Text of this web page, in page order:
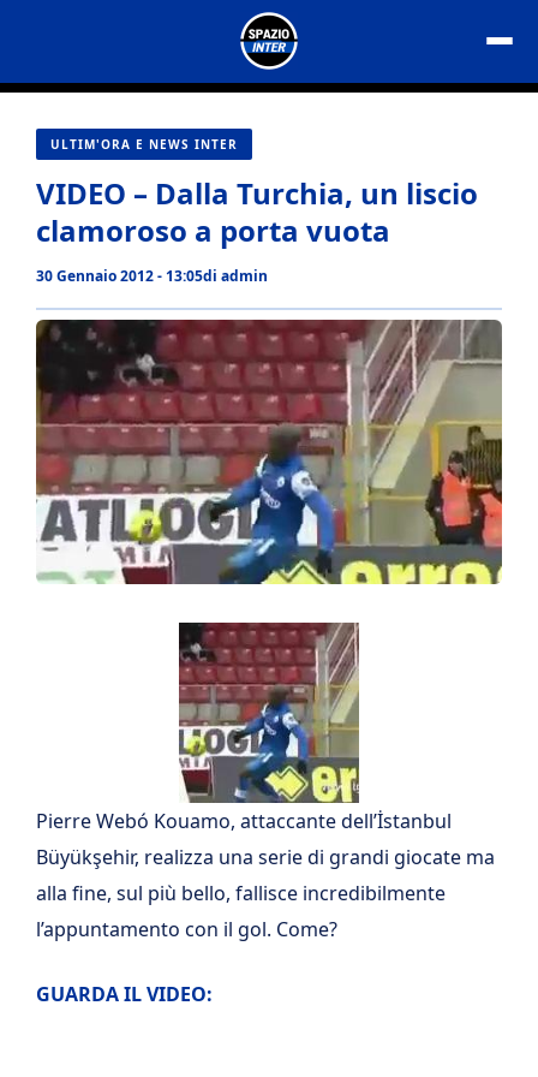
contenuto
ULTIM'ORA E NEWS INTER
VIDEO – Dalla Turchia, un liscio
clamoroso a porta vuota
30 Gennaio 2012 - 13:05di admin
Pierre Webó Kouamo, attaccante dell’İstanbul
Büyükşehir, realizza una serie di grandi giocate ma
alla fine, sul più bello, fallisce incredibilmente
l’appuntamento con il gol. Come?
GUARDA IL VIDEO: